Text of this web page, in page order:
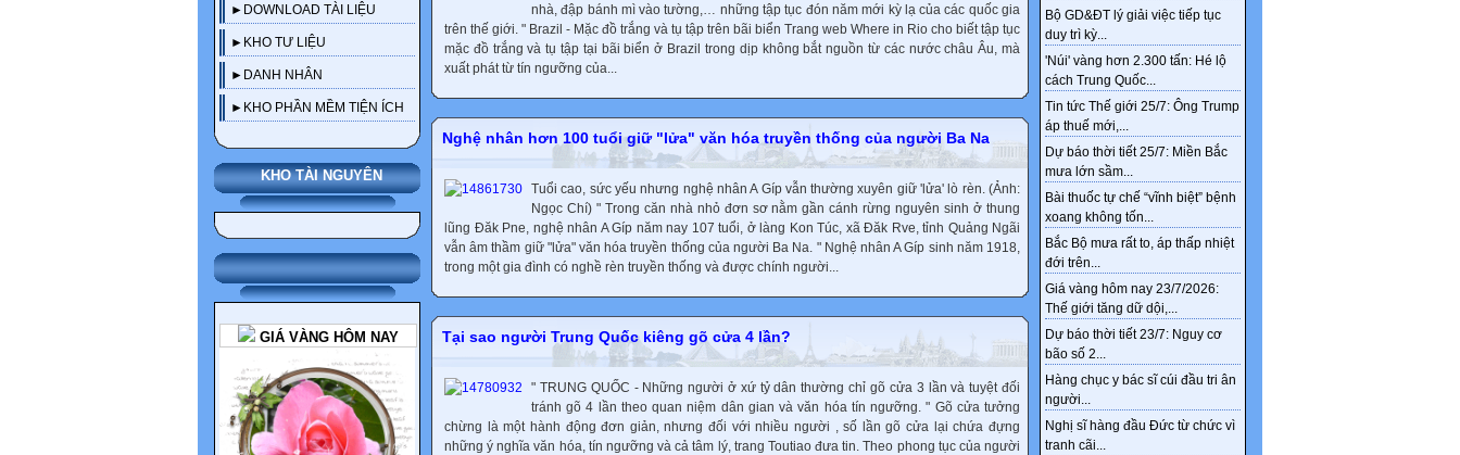
►DOWNLOAD TÀI LIỆU
►KHO TƯ LIỆU
►DANH NHÂN
►KHO PHẦN MỀM TIỆN ÍCH
KHO TÀI NGUYÊN
GIÁ VÀNG HÔM NAY
Roscosmos xây dựng nhà máy
điện trên Mặt trăng: Bước đi
chiến lược cho hiện diện lâu dài
ngoài không gian
Sức Khỏe Nam Giới Sau 50
Tuổi: Không Xuất Hiện 4
Thay Đổi Này Có Thể Là Dấu
Hiệu Sống Thọ
Lương cơ sở dự kiến tăng
8% từ 1-7, những khoản nào
sẽ được điều chỉnh theo?
Công ty sản sản xuất chíp
lớn nhất thế giới muốn lập
cứ điểm tại Việt Nam
Giáo viên nghỉ hưu trước
tuổi : Điều kiện, quyền lợi
như thế nào ?
Gần 30 tấn vàng ở Tây Bắc
chỉ là một phần kho vàng
Bộ GD&ĐT lý giải việc tiếp tục
duy trì kỳ...
'Núi' vàng hơn 2.300 tấn: Hé lộ
cách Trung Quốc...
Tin tức Thế giới 25/7: Ông Trump
áp thuế mới,...
Dự báo thời tiết 25/7: Miền Bắc
mưa lớn sầm...
Bài thuốc tự chế “vĩnh biệt” bệnh
xoang không tốn...
Bắc Bộ mưa rất to, áp thấp nhiệt
đới trên...
Giá vàng hôm nay 23/7/2026:
Thế giới tăng dữ dội,...
Dự báo thời tiết 23/7: Nguy cơ
bão số 2...
Hàng chục y bác sĩ cúi đầu tri ân
người...
Nghị sĩ hàng đầu Đức từ chức vì
tranh cãi...
nhà, đập bánh mì vào tường,… những tập tục đón năm mới kỳ lạ của các quốc gia
trên thế giới. " Brazil - Mặc đồ trắng và tụ tập trên bãi biển Trang web Where in Rio cho biết tập tục
mặc đồ trắng và tụ tập tại bãi biển ở Brazil trong dịp không bắt nguồn từ các nước châu Âu, mà
xuất phát từ tín ngưỡng của...
Nghệ nhân hơn 100 tuổi giữ "lửa" văn hóa truyền thống của người Ba Na
Tuổi cao, sức yếu nhưng nghệ nhân A Gíp vẫn thường xuyên giữ 'lửa' lò rèn. (Ảnh:
Ngọc Chí) " Trong căn nhà nhỏ đơn sơ nằm gần cánh rừng nguyên sinh ở thung
lũng Đăk Pne, nghệ nhân A Gíp năm nay 107 tuổi, ở làng Kon Túc, xã Đăk Rve, tỉnh Quảng Ngãi
vẫn âm thầm giữ "lửa" văn hóa truyền thống của người Ba Na. " Nghệ nhân A Gíp sinh năm 1918,
trong một gia đình có nghề rèn truyền thống và được chính người...
Tại sao người Trung Quốc kiêng gõ cửa 4 lần?
" TRUNG QUỐC - Những người ở xứ tỷ dân thường chỉ gõ cửa 3 lần và tuyệt đối
tránh gõ 4 lần theo quan niệm dân gian và văn hóa tín ngưỡng. " Gõ cửa tưởng
chừng là một hành động đơn giản, nhưng đối với nhiều người , số lần gõ cửa lại chứa đựng
những ý nghĩa văn hóa, tín ngưỡng và cả tâm lý, trang Toutiao đưa tin. Theo phong tục của người